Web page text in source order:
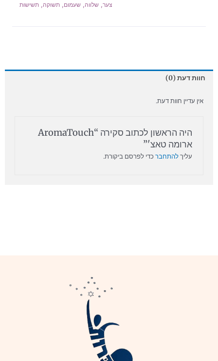
צער, שלווה, שעמום, תשוקה, תשישות
חוות דעת (0)
אין עדיין חוות דעת.
היה הראשון לכתוב סקירה “AromaTouch
ארומה טאצ'”
עליךלהתחברכדי לפרסם ביקורת.